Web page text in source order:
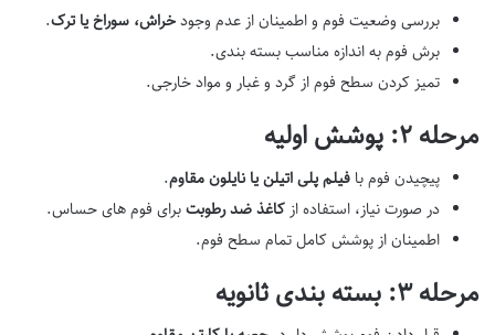
بررسی وضعیت فوم و اطمینان از عدم وجودخراش، سوراخ یا ترک.
برش فوم به اندازه مناسب بسته بندی.
تمیز کردن سطح فوم از گرد و غبار و مواد خارجی.
مرحله ۲: پوشش اولیه
پیچیدن فوم با فیلم پلی اتیلن یا نایلون مقاوم.
در صورت نیاز، استفاده از کاغذ ضد رطوبتبرای فوم های حساس.
اطمینان از پوشش کامل تمام سطح فوم.
مرحله ۳: بسته بندی ثانویه